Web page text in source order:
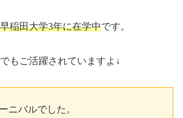
早稲田大学3年に在学中です。
もご活躍されていますよ↓
ニバルでした。